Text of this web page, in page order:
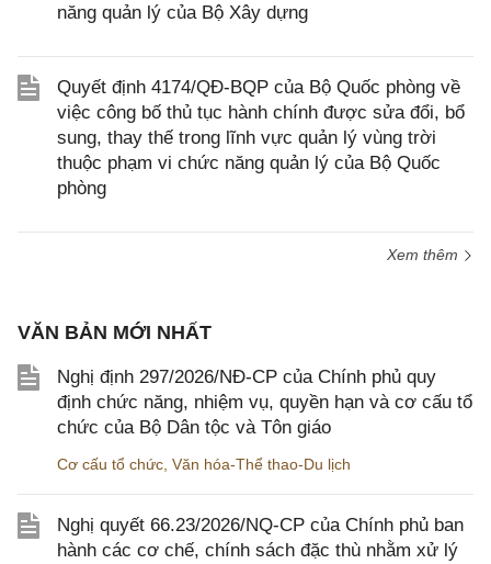
năng quản lý của Bộ Xây dựng
Quyết định 4174/QĐ-BQP của Bộ Quốc phòng về
việc công bố thủ tục hành chính được sửa đổi, bổ
sung, thay thế trong lĩnh vực quản lý vùng trời
thuộc phạm vi chức năng quản lý của Bộ Quốc
phòng
Xem thêm
VĂN BẢN MỚI NHẤT
Nghị định 297/2026/NĐ-CP của Chính phủ quy
định chức năng, nhiệm vụ, quyền hạn và cơ cấu tổ
chức của Bộ Dân tộc và Tôn giáo
Cơ cấu tổ chức Văn hóa-Thể thao-Du lịch
Nghị quyết 66.23/2026/NQ-CP của Chính phủ ban
hành các cơ chế, chính sách đặc thù nhằm xử lý